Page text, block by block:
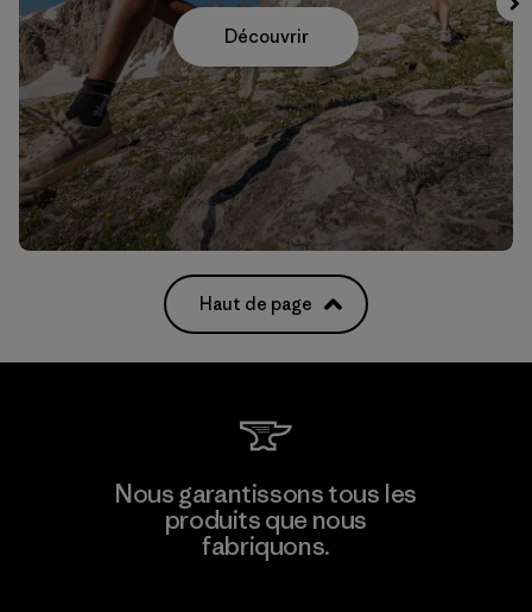
Découvrir
Haut de page
Nous garantissons tous les
produits que nous
fabriquons.